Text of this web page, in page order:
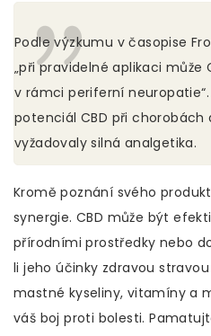
Podle výzkumu v časopise
„při pravidelné aplikaci může
v rámci periferní
potenciál CBD při
vyžadovaly silná analgetika.
Kromě poznání svého
synergie. CBD může být
přírodními prostředky nebo
li jeho účinky zdravou
mastné kyseliny, vitamíny a
váš boj proti bolesti.